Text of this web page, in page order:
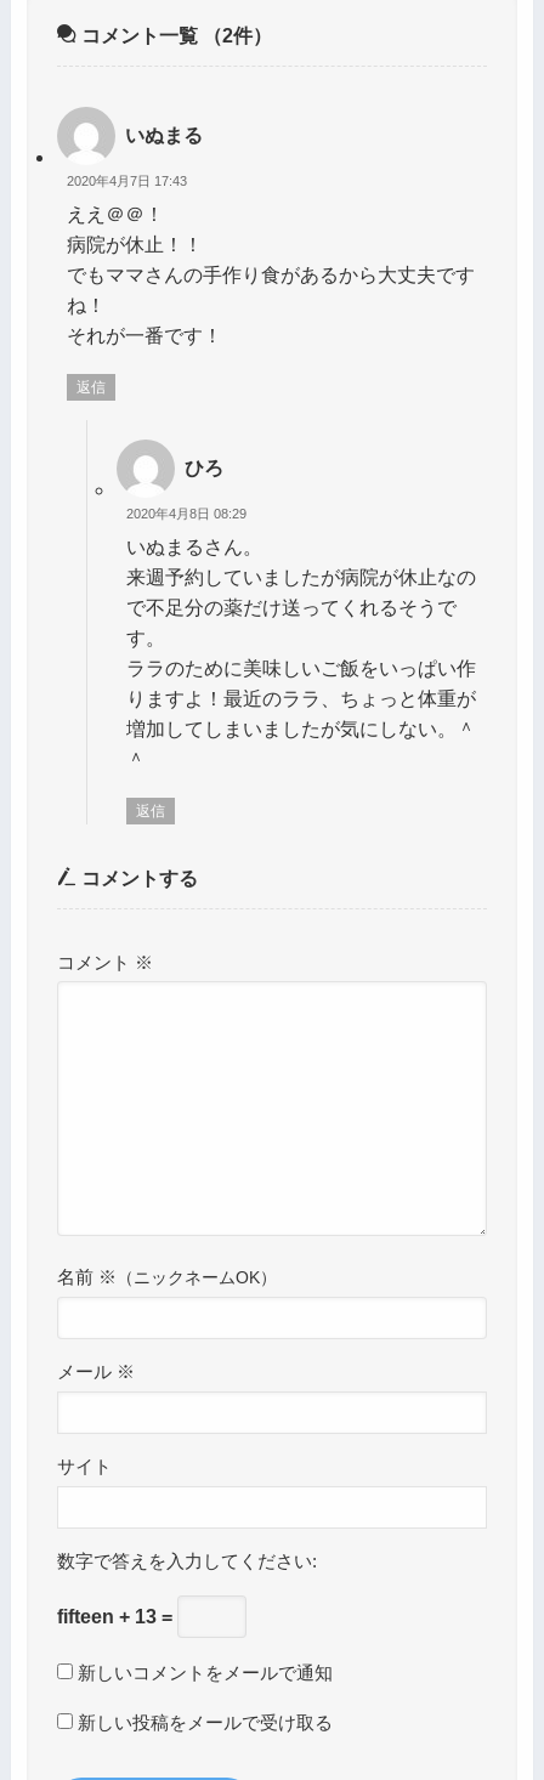
コメント一覧 （2件）
いぬまる
2020年4月7日 17:43
ええ＠＠！
病院が休止！！
でもママさんの手作り食があるから大丈夫です
ね！
それが一番です！
返信
ひろ
2020年4月8日 08:29
いぬまるさん。
来週予約していましたが病院が休止なの
で不足分の薬だけ送ってくれるそうで
す。
ララのために美味しいご飯をいっぱい作
りますよ！最近のララ、ちょっと体重が
増加してしまいましたが気にしない。＾
＾
返信
コメントする
コメント ※
名前 ※
メール ※
サイト
数字で答えを入力してください:
fifteen + 13 =
新しいコメントをメールで通知
新しい投稿をメールで受け取る